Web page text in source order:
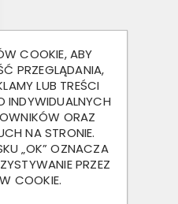
COOKIE, ABY
PRZEGLĄDANIA,
LUB TREŚCI
INDYWIDUALNYCH
ORAZ
NA STRONIE.
„OK” OZNACZA
PRZEZ
COOKIE.